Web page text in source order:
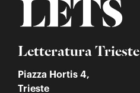
Letteratura Trieste
Piazza Hortis 4,
Trieste